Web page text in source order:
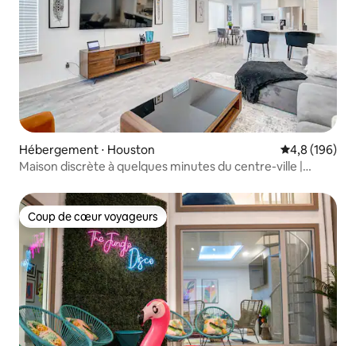
Hébergement ⋅ Houston Évaluation
4,8 (196)
Maison discrète à quelques minutes du centre-ville |
Coup de cœur voyageurs
Coup de cœur voyageurs